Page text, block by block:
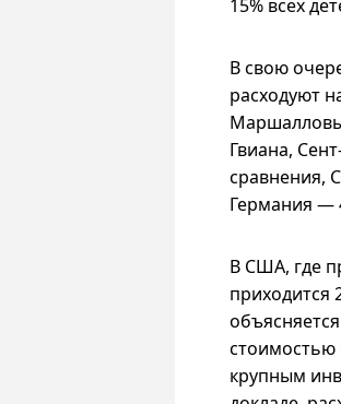
15% всех
В свою
расходуют
Маршалловы
Гвиана,
сравнения,
Германия —
В США, где
приходится
крупным